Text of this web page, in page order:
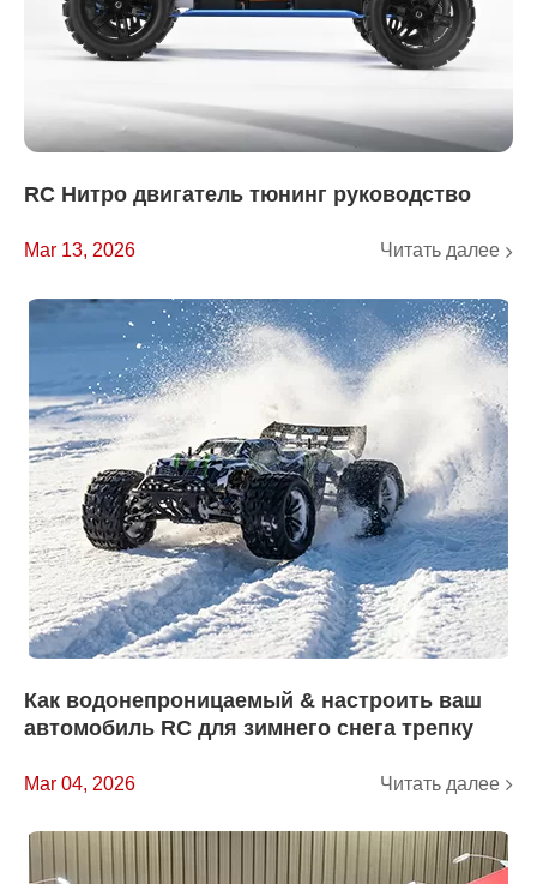
RC Нитро двигатель тюнинг руководство
Mar 13, 2026 Читать далее
Как водонепроницаемый & настроить ваш
автомобиль RC для зимнего снега трепку
Mar 04, 2026 Читать далее